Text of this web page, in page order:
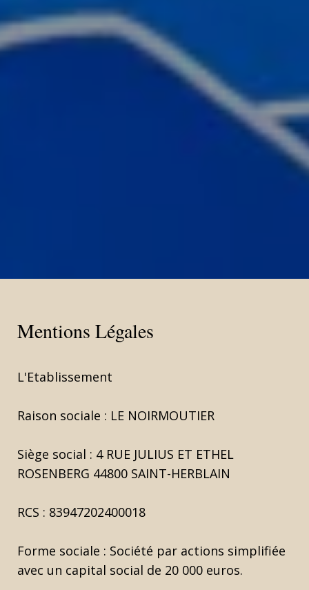
Mentions Légales
L'Etablissement
Raison sociale : LE NOIRMOUTIER
Siège social : 4 RUE JULIUS ET ETHEL
ROSENBERG 44800 SAINT-HERBLAIN
RCS : 83947202400018
Forme sociale : Société par actions simplifiée
avec un capital social de 20 000 euros.